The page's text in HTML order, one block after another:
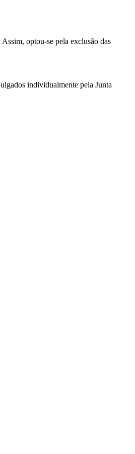
optou-se pela exclusão das
individualmente pela Junta